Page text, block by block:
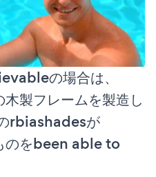
の場合は、
製フレームを製造し
rbiashadesが
のをbeen able to